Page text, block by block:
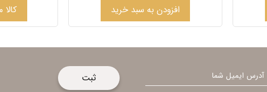
افزودن به سبد خرید
ایمیل